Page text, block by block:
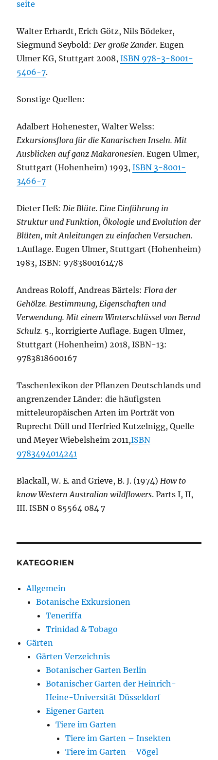
seite
Walter Erhardt, Erich Götz, Nils Bödeker,
Siegmund Seybold:Der große Zander. Eugen
Ulmer KG, Stuttgart 2008,ISBN 978-3-8001-
5406-7.
Sonstige Quellen:
Adalbert Hohenester, Walter Welss:
Exkursionsflora für die Kanarischen Inseln. Mit
Ausblicken auf ganz Makaronesien. Eugen Ulmer,
Stuttgart (Hohenheim) 1993,ISBN 3-8001-
3466-7
Dieter Heß:Die Blüte. Eine Einführung in
Struktur und Funktion, Ökologie und Evolution der
Blüten, mit Anleitungen zu einfachen Versuchen.
1.Auflage. Eugen Ulmer, Stuttgart (Hohenheim)
1983, ISBN: 9783800161478
Andreas Roloff, Andreas Bärtels:Flora der
Gehölze. Bestimmung, Eigenschaften und
Verwendung. Mit einem Winterschlüssel von Bernd
Schulz. 5., korrigierte Auflage. Eugen Ulmer,
Stuttgart (Hohenheim) 2018, ISBN-13:
9783818600167
Taschenlexikon der Pflanzen Deutschlands und
angrenzender Länder: die häufigsten
mitteleuropäischen Arten im Porträt von
Ruprecht Düll und Herfried Kutzelnigg, Quelle
und Meyer Wiebelsheim 2011,ISBN
9783494014241
Blackall, W. E. and Grieve, B. J. (1974)How to
know Western Australian wildflowers. Parts I, II,
III. ISBN 0 85564 084 7
KATEGORIEN
Allgemein
Botanische Exkursionen
Teneriffa
Trinidad & Tobago
Gärten
Gärten Verzeichnis
Botanischer Garten Berlin
Botanischer Garten der Heinrich-
Heine-Universität Düsseldorf
Eigener Garten
Tiere im Garten
Tiere im Garten – Insekten
Tiere im Garten – Vögel